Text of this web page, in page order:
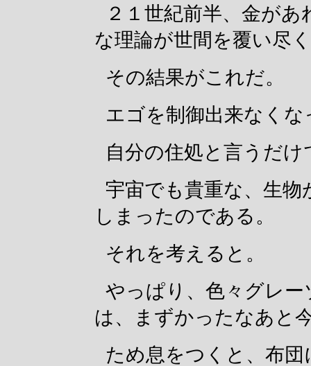
２１世紀前半、金が
な理論が世間を覆い尽
その結果がこれだ。
エゴを制御出来なくな
自分の住処と言うだけ
宇宙でも貴重な、生
しまったのである。
それを考えると。
やっぱり、色々グレ
は、まずかったなあと
ため息をつくと、布団